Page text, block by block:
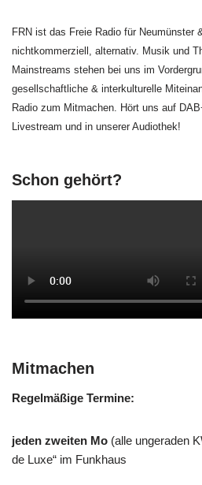
FRN ist das Freie Radio für Neumünster
nichtkommerziell, alternativ. Musik und
Mainstreams stehen bei uns im
gesellschaftliche & interkulturelle
Radio zum Mitmachen. Hört uns auf
Livestream und in unserer Audiothek!
Schon gehört?
Mitmachen
Regelmäßige Termine:
jeden zweiten Mo (alle ungeraden
de Luxe“ im Funkhaus